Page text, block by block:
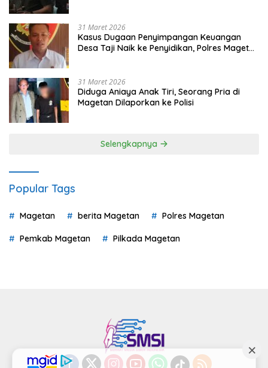
31 Maret 2026
Kasus Dugaan Penyimpangan Keuangan
Desa Taji Naik ke Penyidikan, Polres Magetan
31 Maret 2026
Diduga Aniaya Anak Tiri, Seorang Pria di
Magetan Dilaporkan ke Polisi
Selengkapnya
Popular Tags
Magetan berita Magetan Polres Magetan
Pemkab Magetan Pilkada Magetan